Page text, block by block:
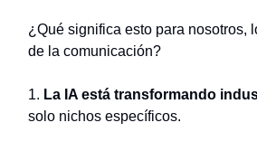
¿Qué significa esto para nosotros,
de la comunicación?
1. La IA está transformando
solo nichos específicos.